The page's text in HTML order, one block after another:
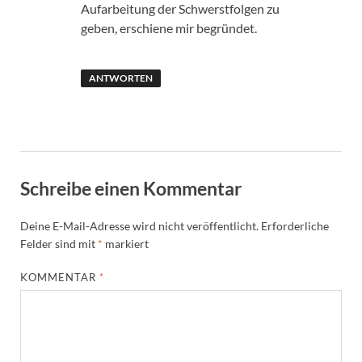
Aufarbeitung der Schwerstfolgen zu
geben, erschiene mir begründet.
ANTWORTEN
Schreibe einen Kommentar
Deine E-Mail-Adresse wird nicht veröffentlicht. Erforderliche
Felder sind mit * markiert
KOMMENTAR *